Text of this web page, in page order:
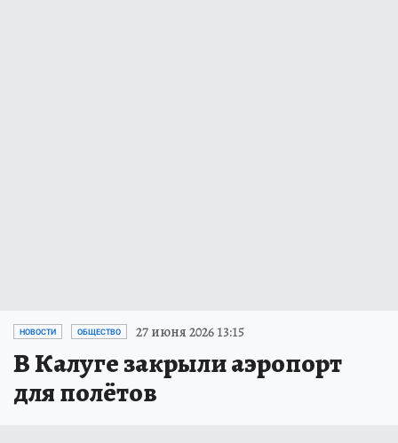
НОВОСТИ ОБЩЕСТВО 27 июня 2026 13:15
В Калуге закрыли аэропорт
для полётов